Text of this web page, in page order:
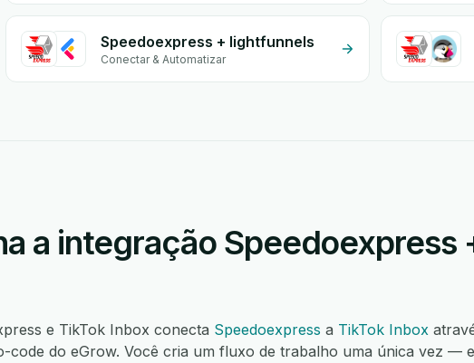
Speedoexpress + lightfunnels
Conectar & Automatizar
a integração Speedoexpress
e TikTok Inbox conecta Speedoexpress a TikTok Inbox
code do eGrow. Você cria um fluxo de trabalho uma única vez —